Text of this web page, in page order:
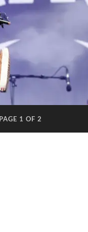
PAGE 1 OF 2